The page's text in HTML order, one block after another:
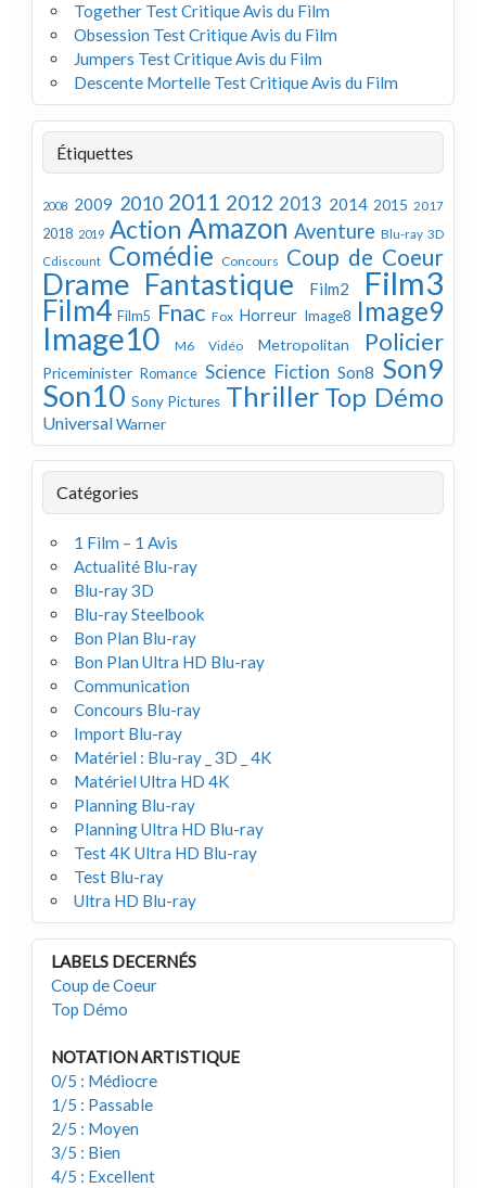
Together Test Critique Avis du Film
Obsession Test Critique Avis du Film
Jumpers Test Critique Avis du Film
Descente Mortelle Test Critique Avis du Film
Étiquettes
2008 2009 2010 2011 2012 2013 2014 2015 2017
2018 2019 Action Amazon Aventure Blu-ray 3D
Cdiscount Comédie Concours Coup de Coeur
Drame Fantastique Film2 Film3
Film4 Film5 Fnac Fox Horreur Image8 Image9
Image10 M6 Vidéo Metropolitan Policier
Priceminister Romance Science Fiction Son8 Son9
Son10 Sony Pictures Thriller Top Démo
UniversalWarner
Catégories
1 Film – 1 Avis
Actualité Blu-ray
Blu-ray 3D
Blu-ray Steelbook
Bon Plan Blu-ray
Bon Plan Ultra HD Blu-ray
Communication
Concours Blu-ray
Import Blu-ray
Matériel : Blu-ray _ 3D _ 4K
Matériel Ultra HD 4K
Planning Blu-ray
Planning Ultra HD Blu-ray
Test 4K Ultra HD Blu-ray
Test Blu-ray
Ultra HD Blu-ray
LABELS DECERNÉS
Coup de Coeur
Top Démo
NOTATION ARTISTIQUE
0/5 : Médiocre
1/5 : Passable
2/5 : Moyen
3/5 : Bien
4/5 : Excellent